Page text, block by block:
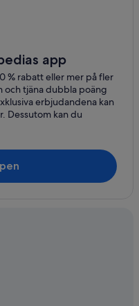
app
% rabatt eller mer på fler
och tjäna dubbla poäng
erbjudandena kan
Dessutom kan du